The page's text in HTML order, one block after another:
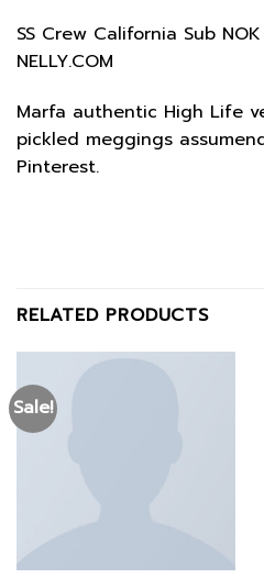
SS Crew California Sub
NELLY.COM
Marfa authentic High Life
pickled meggings
Pinterest.
RELATED PRODUCTS
Sale!